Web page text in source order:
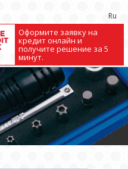
Ru
Оформите заявку на
кредит онлайн и
получите решение за 5
минут.